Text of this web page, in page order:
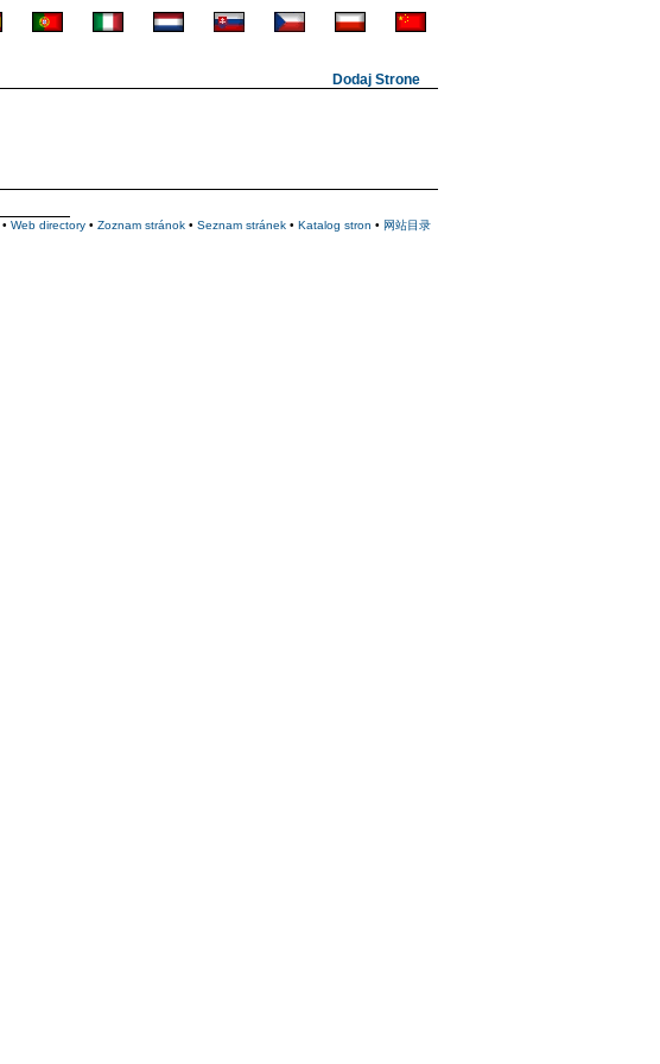
Dodaj Strone
• Web directory • Zoznam stránok • Seznam stránek • Katalog stron • 网站目录